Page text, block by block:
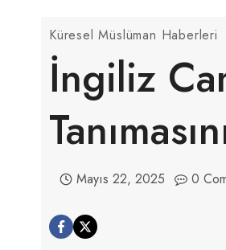
Küresel Müslüman Haberleri
İngiliz
Mayıs 22, 2025 0